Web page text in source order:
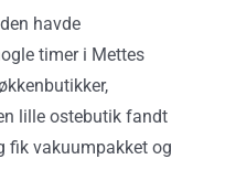
havde
timer i Mettes
lille ostebutik fandt
fik vakuumpakket og